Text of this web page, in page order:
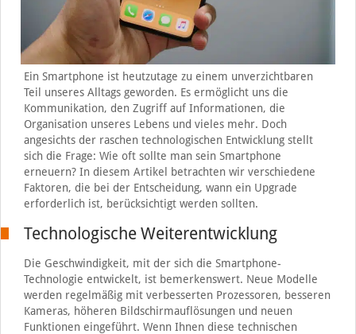
Ein Smartphone ist heutzutage zu einem unverzichtbaren
Teil unseres Alltags geworden. Es ermöglicht uns die
Kommunikation, den Zugriff auf Informationen, die
Organisation unseres Lebens und vieles mehr. Doch
angesichts der raschen technologischen Entwicklung stellt
sich die Frage: Wie oft sollte man sein Smartphone
erneuern? In diesem Artikel betrachten wir verschiedene
Faktoren, die bei der Entscheidung, wann ein Upgrade
erforderlich ist, berücksichtigt werden sollten.
Technologische Weiterentwicklung
Die Geschwindigkeit, mit der sich die Smartphone-
Technologie entwickelt, ist bemerkenswert. Neue Modelle
werden regelmäßig mit verbesserten Prozessoren, besseren
Kameras, höheren Bildschirmauflösungen und neuen
Funktionen eingeführt. Wenn Ihnen diese technischen